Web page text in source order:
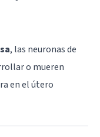
, las neuronas de
o mueren
en el útero